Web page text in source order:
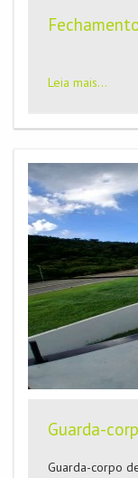
Leia mais...
Guarda-
Guarda-corpo